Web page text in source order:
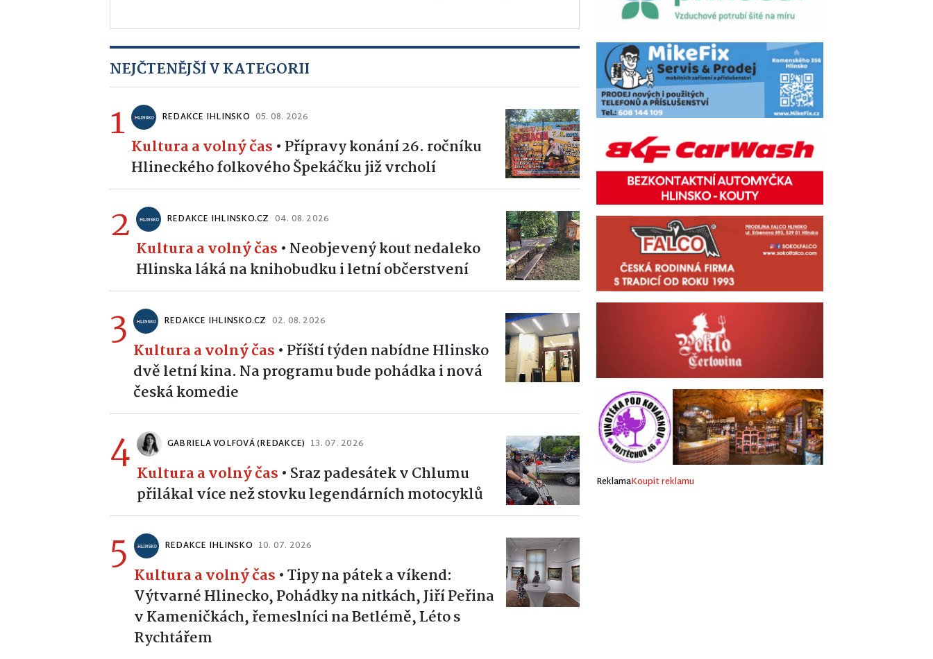
NEJČTENĚJŠÍ V KATEGORII
1 REDAKCE IHLINSKO 05. 08. 2026
Kultura a volný čas • Přípravy konání 26. ročníku
Hlineckého folkového Špekáčku již vrcholí
2 REDAKCE IHLINSKO.CZ 04. 08. 2026
Kultura a volný čas • Neobjevený kout nedaleko
Hlinska láká na knihobudku i letní občerstvení
3 REDAKCE IHLINSKO.CZ 02. 08. 2026
Kultura a volný čas • Příští týden nabídne Hlinsko
dvě letní kina. Na programu bude pohádka i nová
česká komedie
4 GABRIELA VOLFOVÁ (REDAKCE) 13. 07. 2026
Kultura a volný čas • Sraz padesátek v Chlumu
přilákal více než stovku legendárních motocyklů
5 REDAKCE IHLINSKO 10. 07. 2026
Kultura a volný čas •Tipy na pátek a víkend:
Výtvarné Hlinecko, Pohádky na nitkách, Jiří Peřina
v Kameničkách, řemeslníci na Betlémě, Léto s
Rychtářem
ReklamaKoupit reklamu